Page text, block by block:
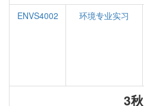
ENVS4002 环境专业实习
3秋